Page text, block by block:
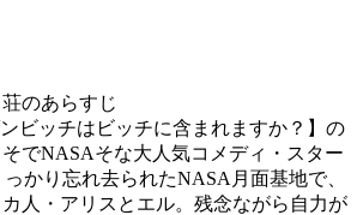
のあらすじ
ビッチはビッチに含まれますか？】の
でNASAそな大人気コメディ・スター
かり忘れ去られたNASA月面基地で、
人・アリスとエル。残念ながら自力が